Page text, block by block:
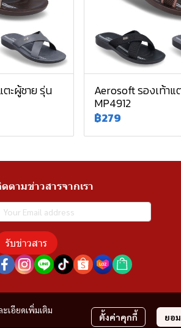
ะผู้ชาย รุ่น Aerosoft รองเท้าแ
MP4912
฿279
เอียดเพิ่มเติม
ตั้งค่าคุกกี้ ยอ
ตามข่าวสารจากเรา
รับข่าวสาร